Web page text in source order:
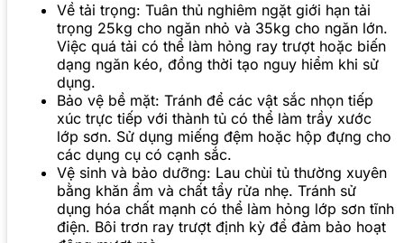
Về tải trọng: Tuân thủ nghiêm ngặt giới hạn tải
trọng 25kg cho ngăn nhỏ và 35kg cho ngăn lớn.
Việc quá tải có thể làm hỏng ray trượt hoặc biến
dạng ngăn kéo, đồng thời tạo nguy hiểm khi sử
dụng.
Bảo vệ bề mặt: Tránh để các vật sắc nhọn tiếp
xúc trực tiếp với thành tủ có thể làm trầy xước
lớp sơn. Sử dụng miếng đệm hoặc hộp đựng cho
các dụng cụ có cạnh sắc.
Vệ sinh và bảo dưỡng: Lau chùi tủ thường xuyên
bằng khăn ẩm và chất tẩy rửa nhẹ. Tránh sử
dụng hóa chất mạnh có thể làm hỏng lớp sơn tĩnh
điện. Bôi trơn ray trượt định kỳ để đảm bảo hoạt